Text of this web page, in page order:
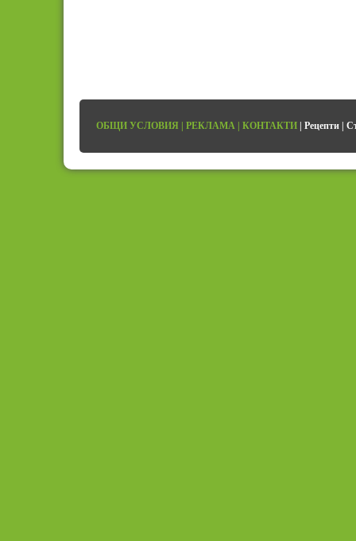
ОБЩИ УСЛОВИЯ РЕКЛАМА КОНТАКТИ Рецепти